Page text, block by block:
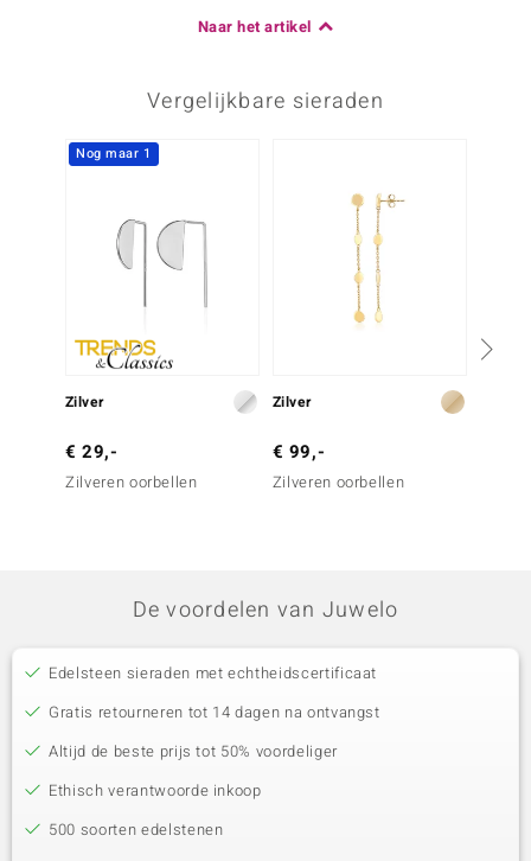
Naar het artikel
Vergelijkbare sieraden
Nog maar 1
Zilver
€ 29,-
Zilveren oorbellen
Zilver
€ 99,-
Zilveren oorbellen
De voordelen van Juwelo
Edelsteen sieraden met echtheidscertificaat
Gratis retourneren tot 14 dagen na ontvangst
Altijd de beste prijs tot 50% voordeliger
Ethisch verantwoorde inkoop
500 soorten edelstenen